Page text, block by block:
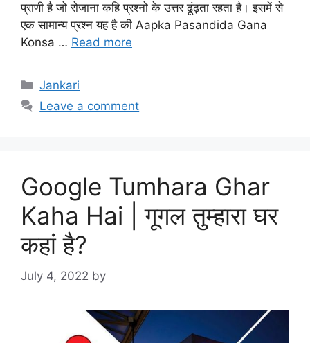
प्राणी है जो रोजाना कहि प्रश्नो के उत्तर ढूंढ़ता रहता है। इसमें से
एक सामान्य प्रश्न यह है की Aapka Pasandida Gana
Konsa … Read more
Categories
Jankari
Leave a comment
Google Tumhara Ghar
Kaha Hai | गूगल तुम्हारा घर
कहां है?
July 4, 2022 by